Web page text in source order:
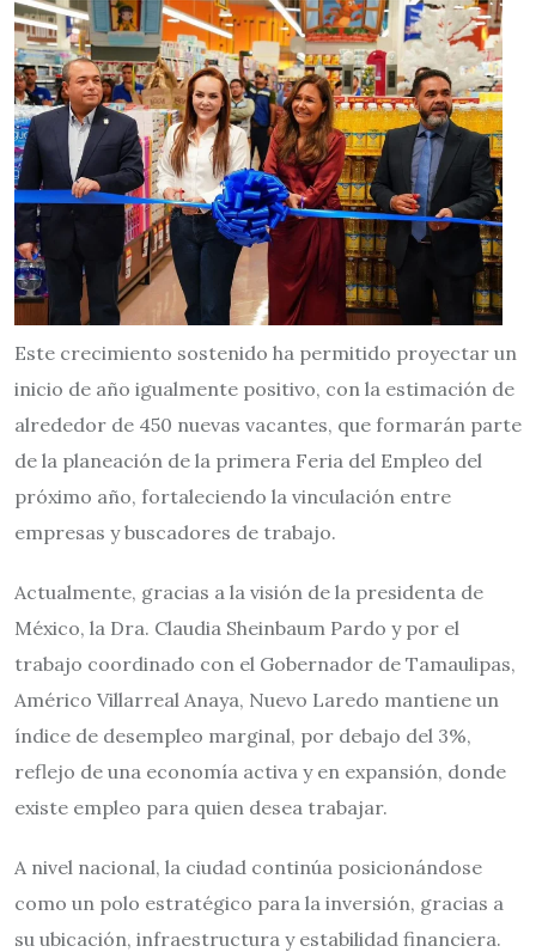
Este crecimiento sostenido ha permitido proyectar un
inicio de año igualmente positivo, con la estimación de
alrededor de 450 nuevas vacantes, que formarán parte
de la planeación de la primera Feria del Empleo del
próximo año, fortaleciendo la vinculación entre
empresas y buscadores de trabajo.
Actualmente, gracias a la visión de la presidenta de
México, la Dra. Claudia Sheinbaum Pardo y por el
trabajo coordinado con el Gobernador de Tamaulipas,
Américo Villarreal Anaya, Nuevo Laredo mantiene un
índice de desempleo marginal, por debajo del 3%,
reflejo de una economía activa y en expansión, donde
existe empleo para quien desea trabajar.
A nivel nacional, la ciudad continúa posicionándose
como un polo estratégico para la inversión, gracias a
su ubicación, infraestructura y estabilidad financiera.